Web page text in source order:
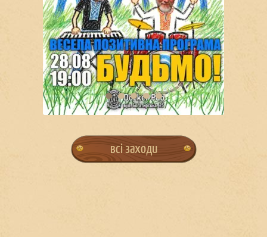
всі заходи